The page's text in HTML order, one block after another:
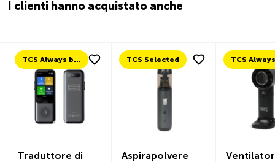
I clienti hanno acquistato anche
TCS Always by my side
Traduttore di
TCS Selected
Aspirapolvere